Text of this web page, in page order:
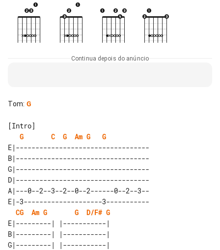
Continua depois do anúncio
Tom: G
[Intro]
G
C G Am G
G
E|----------------------------------
B|----------------------------------
G|----------------------------------
D|----------------------------------
A|---0--2--3--2--0--2------0--2--3--
E|-3--------------------3-----------
CG Am G G D/F# G
E|---------| |-----------|
B|---------| |-----------|
G|---------| |-----------|